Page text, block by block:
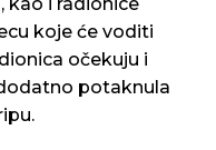
koje će voditi
očekuju i
potaknula